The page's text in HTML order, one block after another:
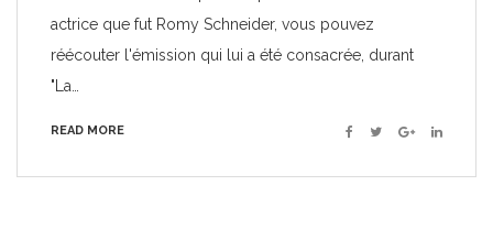
actrice que fut Romy Schneider, vous pouvez
réécouter l'émission qui lui a été consacrée, durant
"La…
READ MORE Facebook
TwitterGoogle+Linkedin